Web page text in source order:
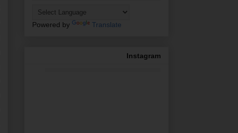
Powered by Translate
Instagram